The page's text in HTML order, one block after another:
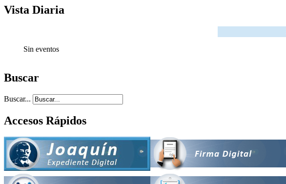
Vista Diaria
Sin eventos
Buscar
Buscar...
Accesos Rápidos